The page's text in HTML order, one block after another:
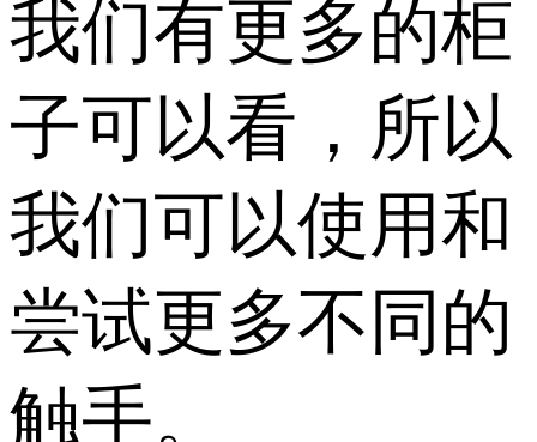
我们有更多的柜
子可以看，所以
我们可以使用和
尝试更多不同的
触手。